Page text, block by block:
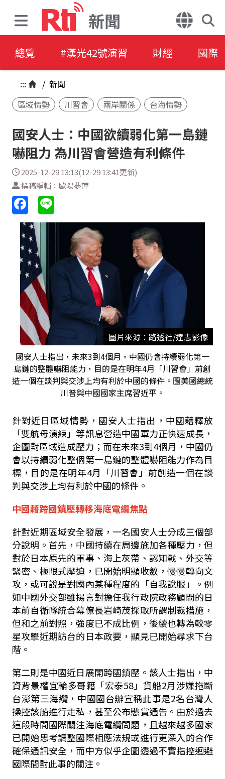
新聞
總覽 #漢光42號演習 財經 國際
::: / 新聞
區域情勢
川習會 兩岸關係 台海情勢
國安人士：中國欲續弱化第一島鏈
嚇阻力 為川習會營造有利條件
2025-12-29 13:13(12-29 13:41更新)
撰稿編輯：歐陽夢萍
圖片來源：路透社/達志影像
國安人士指出，未來3到4個月，中國仍會持續弱化第一
島鏈的整體嚇阻能力，目的是在明年4月「川習會」前創
造一個在談判與交涉上均有利於中國的條件。圖美國總統
川普與中國國家主席習近平。
針對近日區域情勢，國安人士指出，中國藉釋放
「雙航母演練」等訊息營造中國軍力正快速成長，
企圖對區域造成壓力；而在未來3到4個月，中國仍
會以持續弱化整個第一島鏈的整體嚇阻能力作為目
標，目的是在明年4月「川習會」前創造一個在談
判與交涉上均有利於中國的條件。
中國藉跨國鎮壓轉移海底電纜焦點
針對近期區域安全發展，一名國安人士分成三個部
分說明。首先，中國持續在周邊施加各種壓力，但
對於日本原先的軍事、海上灰帶、認知戰、外交等
緊密、極限式壓迫，已開始明顯收斂，慢慢轉向文
攻，或可說是對國內某種程度的「自我說服」。例
如中國外交部雖揚言對擔任我行政院政務顧問的日
本前自衛隊統合幕僚長岩崎茂採取所謂制裁措施，
但和之前對照，強度已不成比例，後續也轉為較零
星攻擊近期訪台的日本政要，顯見已開始尋求下台
階。
第二則是中國近日展開跨國鎮壓。該人士指出，中
資背景權宜輪多哥籍「宏泰58」貨船2月涉嫌拖斷
台澎第三海纜，中國國台辦宣稱此事是2名台灣人
操控該船進行走私，甚至公布懸賞通告。由於過去
這段時間國際關注海底電纜問題，且越來越多國家
已開始思考調整國際相應法規或進行更深入的合作
確保通訊安全，而中方似乎企圖透過不實指控迴避
國際間對此事的關注。